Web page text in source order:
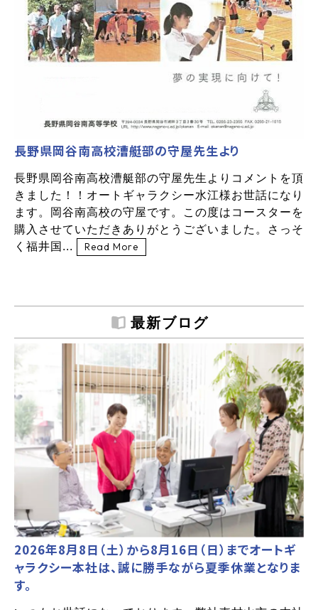
長野県岡谷南高校漕艇部の守屋先生より
長野県岡谷南高校漕艇部の守屋先生よりコメントを頂
きました！！オートギャラクシー水江様お世話になり
ます。岡谷南高校の守屋です。この度はコースターを
購入させていただきありがとうございました。さっそ
く福井国...
Read More
最新ブログ
2026年8月8日（土）から8月16日（日）までオートギ
ャラクシー本社は、誠に勝手ながら夏季休業となりま
す。